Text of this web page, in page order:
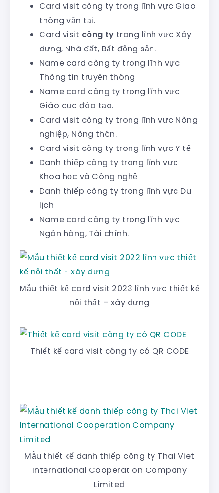
Card visit công ty trong lĩnh vực Giao
thông vận tại.
Card visit công ty trong lĩnh vực Xây
dựng, Nhà đất, Bất động sản.
Name card công ty trong lĩnh vực
Thông tin truyền thông
Name card công ty trong lĩnh vực
Giáo dục đào tạo.
Card visit công ty trong lĩnh vực Nông
nghiệp, Nông thôn.
Card visit công ty trong lĩnh vực Y tế
Danh thiếp công ty trong lĩnh vực
Khoa học và Công nghệ
Danh thiếp công ty trong lĩnh vực Du
lịch
Name card công ty trong lĩnh vực
Ngân hàng, Tài chính.
Mẫu thiết kế card visit 2023 lĩnh vực thiết kế
nội thất – xây dựng
Thiết kế card visit công ty có QR CODE
Mẫu thiết kế danh thiếp công ty Thai Viet
International Cooperation Company
Limited